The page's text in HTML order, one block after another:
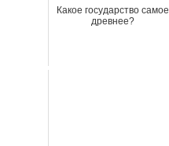
Какое государство самое
древнее?